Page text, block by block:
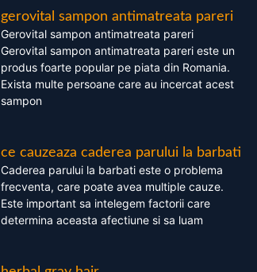
gerovital sampon antimatreata pareri
Gerovital sampon antimatreata pareri
Gerovital sampon antimatreata pareri este un
produs foarte popular pe piata din Romania.
Exista multe persoane care au incercat acest
sampon
ce cauzeaza caderea parului la barbati
Caderea parului la barbati este o problema
frecventa, care poate avea multiple cauze.
Este important sa intelegem factorii care
determina aceasta afectiune si sa luam